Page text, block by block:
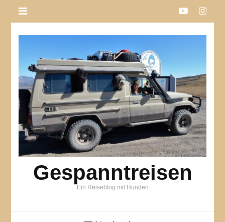
Gespanntreisen
Ein Reiseblog mit Hunden